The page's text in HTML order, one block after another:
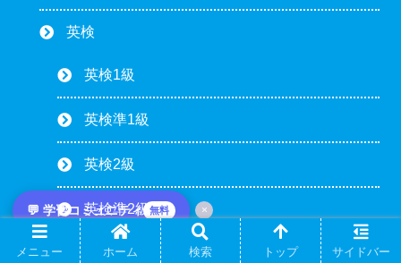
💬 学習コミュニティ 無料 ×
英検
英検1級
英検準1級
英検2級
英検準2級
英検3級
メニュー ホーム 検索 トップ サイドバー